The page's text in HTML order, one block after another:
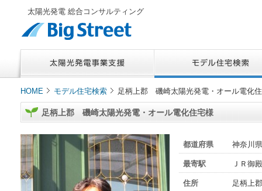
太陽光発電 総合コンサルティング
HOME モデル住宅検索 足柄上郡 磯崎太陽光発電・オール電化
足柄上郡 磯崎太陽光発電・オール電化住宅様
都道府県 神奈川県
最寄駅 ＪＲ御
住所 足柄上